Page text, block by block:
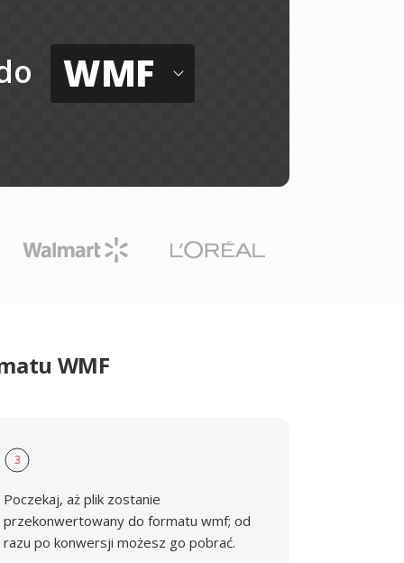
WMF
WMF
3
Poczekaj, aż plik zostanie
przekonwertowany do formatu wmf; od
razu po konwersji możesz go pobrać.